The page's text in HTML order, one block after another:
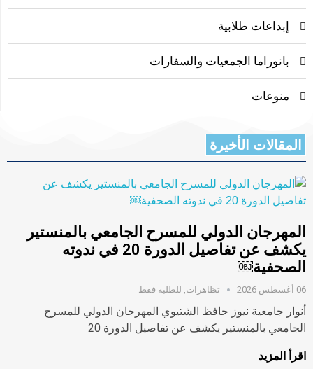
إبداعات طلابية
بانوراما الجمعيات والسفارات
منوعات
المقالات الأخيرة
المهرجان الدولي للمسرح الجامعي بالمنستير
يكشف عن تفاصيل الدورة 20 في ندوته
الصحفية￼
06 أغسطس 2026 تظاهرات للطلبة فقط
أنوار جامعية نيوز حافظ الشتيوي المهرجان الدولي للمسرح
الجامعي بالمنستير يكشف عن تفاصيل الدورة 20
اقرأ المزيد